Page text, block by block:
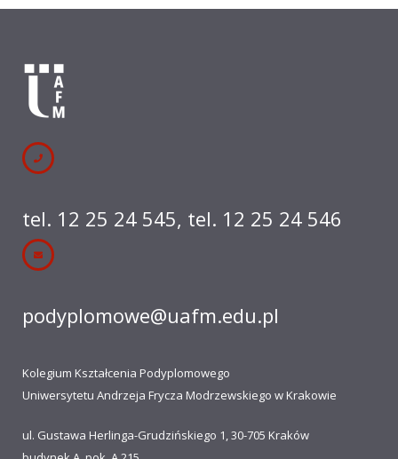
tel. 12 25 24 545, tel. 12 25 24 546
podyplomowe@uafm.edu.pl
Kolegium Kształcenia Podyplomowego
Uniwersytetu Andrzeja Frycza Modrzewskiego w Krakowie
ul. Gustawa Herlinga-Grudzińskiego 1, 30-705 Kraków